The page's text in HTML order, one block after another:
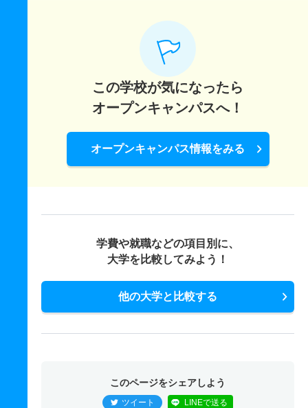
この学校が気になったら
オープンキャンパスへ！
オープンキャンパス情報をみる
学費や就職などの項目別に、
大学を比較してみよう！
他の大学と比較する
このページをシェアしよう
ツイート LINEで送る